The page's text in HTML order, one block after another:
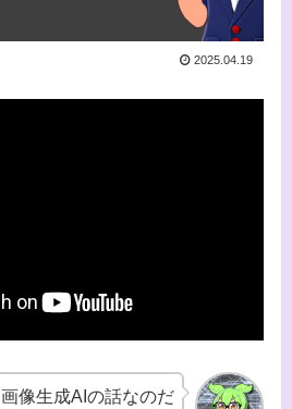
2025.04.19
画像生成AIの話なのだ